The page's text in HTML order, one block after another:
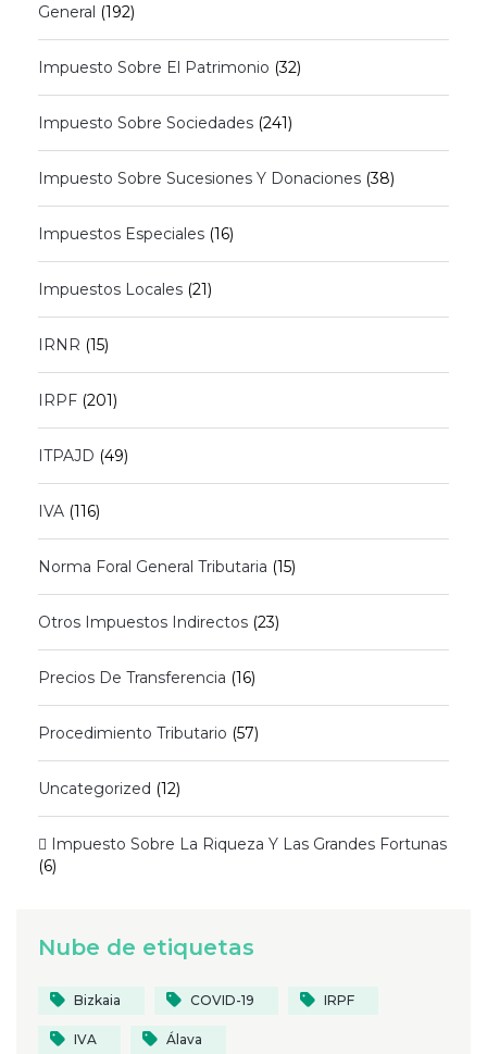
General (192)
Impuesto Sobre El Patrimonio (32)
Impuesto Sobre Sociedades (241)
Impuesto Sobre Sucesiones Y Donaciones (38)
Impuestos Especiales (16)
Impuestos Locales (21)
IRNR (15)
IRPF (201)
ITPAJD (49)
IVA (116)
Norma Foral General Tributaria (15)
Otros Impuestos Indirectos (23)
Precios De Transferencia (16)
Procedimiento Tributario (57)
Uncategorized (12)
 Impuesto Sobre La Riqueza Y Las Grandes Fortunas
(6)
Nube de etiquetas
Bizkaia COVID-19 IRPF
IVA Álava